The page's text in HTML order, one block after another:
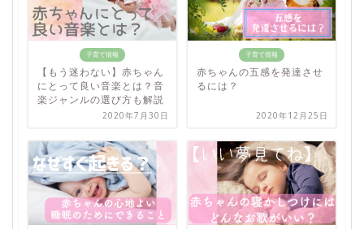
子育て情報
【もう迷わない】赤ちゃん
にとって良い音楽とは？音
楽ジャンルの選び方も解説
2020年7月30日
子育て情報
赤ちゃんの五感を発達させ
るには？
2020年12月25日